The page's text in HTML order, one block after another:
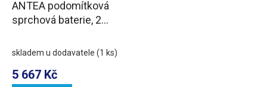
ANTEA podomítková
sprchová baterie, 2
skladem u dodavatele (1 ks)
5 667 Kč